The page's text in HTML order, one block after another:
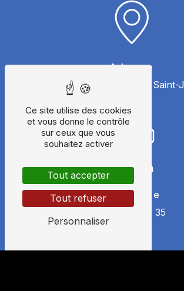
Adresse
405 Jabreilles
87200 Saint-
Téléphone
06 24 29 26 35
Ce site utilise des cookies
et vous donne le contrôle
sur ceux que vous
souhaitez activer
Tout accepter
Tout refuser
Personnaliser